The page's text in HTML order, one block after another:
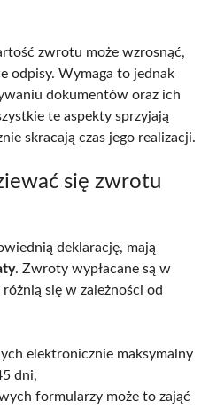
zwrotu może wzrosnąć,
odpisy. Wymaga to jednak
dokumentów oraz ich
te aspekty sprzyjają
skracają czas jego realizacji.
się zwrotu
deklarację, mają
. Zwroty wypłacane są w
się w zależności od
elektronicznie maksymalny
dni,
formularzy może to zająć